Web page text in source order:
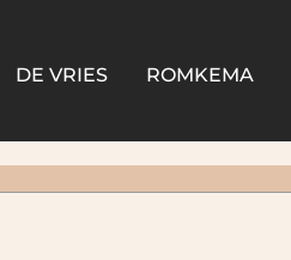
DE VRIES ROMKEMA